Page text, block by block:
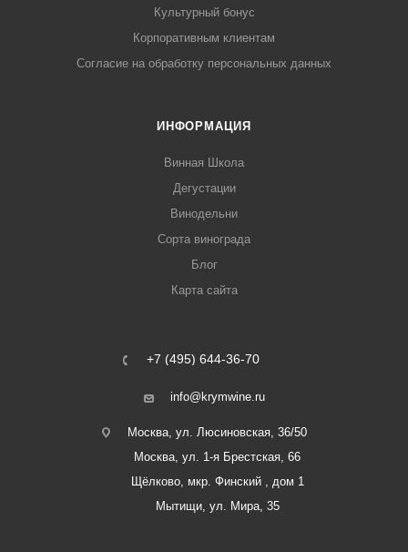
Культурный бонус
Корпоративным клиентам
Согласие на обработку персональных данных
ИНФОРМАЦИЯ
Винная Школа
Дегустации
Винодельни
Сорта винограда
Блог
Карта сайта
+7 (495) 644-36-70
info@krymwine.ru
Москва, ул. Люсиновская, 36/50
Москва, ул. 1-я Брестская, 66
Щёлково, мкр. Финский , дом 1
Мытищи, ул. Мира, 35